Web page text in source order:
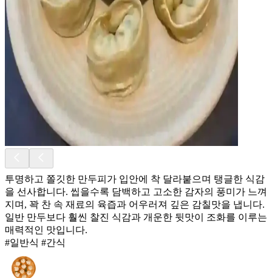
투명하고 쫄깃한 만두피가 입안에 착 달라붙으며 탱글한 식감
을 선사합니다. 씹을수록 담백하고 고소한 감자의 풍미가 느껴
지며, 꽉 찬 속 재료의 육즙과 어우러져 깊은 감칠맛을 냅니다.
일반 만두보다 훨씬 찰진 식감과 개운한 뒷맛이 조화를 이루는
매력적인 맛입니다.
#일반식 #간식